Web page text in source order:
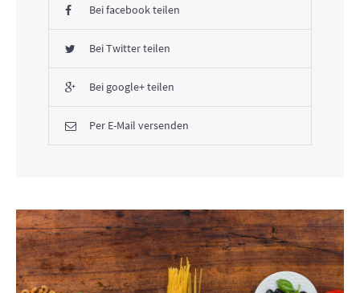
Bei facebook teilen
Bei Twitter teilen
Bei google+ teilen
Per E-Mail versenden